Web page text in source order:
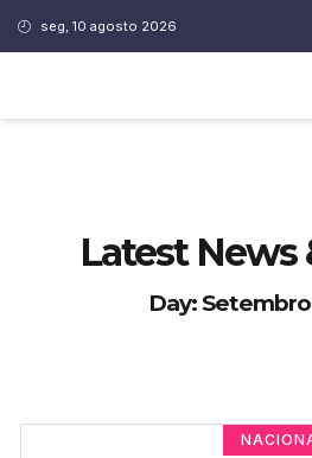
seg, 10 agosto 2026
Latest News
Day: Setembro